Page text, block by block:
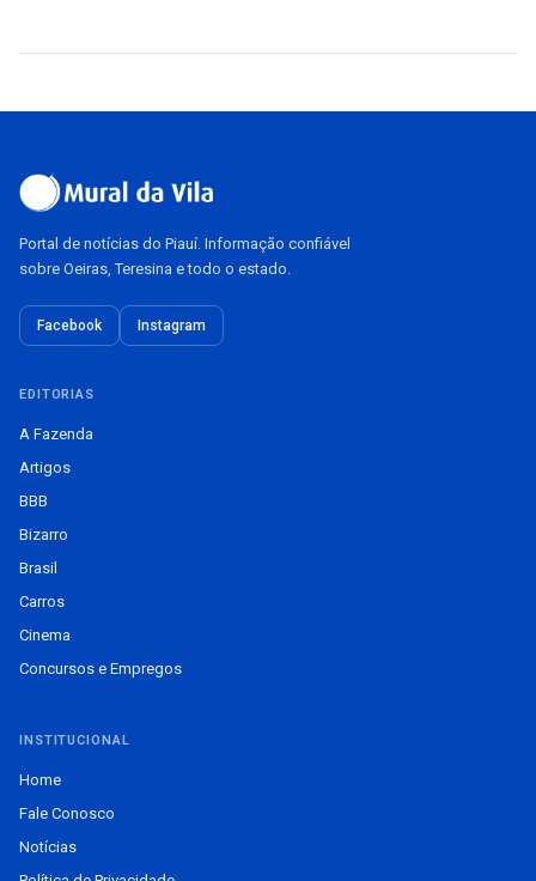
Portal de notícias do Piauí. Informação confiável
sobre Oeiras, Teresina e todo o estado.
Facebook Instagram
EDITORIAS
A Fazenda
Artigos
BBB
Bizarro
Brasil
Carros
Cinema
Concursos e Empregos
INSTITUCIONAL
Home
Fale Conosco
Notícias